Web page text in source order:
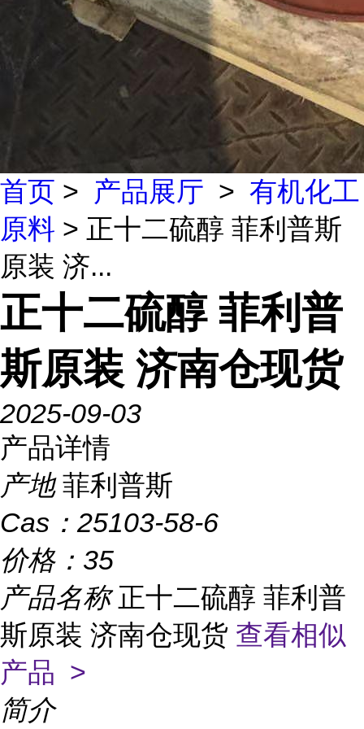
首页 > 产品展厅 > 有机化工
原料 > 正十二硫醇 菲利普斯
原装 济...
正十二硫醇 菲利普
斯原装 济南仓现货
2025-09-03
产品详情
产地 菲利普斯
Cas： 25103-58-6
价格： 35
产品名称正十二硫醇 菲利普
斯原装 济南仓现货 查看相似
产品 >
简介